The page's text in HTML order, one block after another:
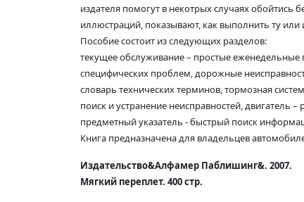
издателя помогут в некотрых случаях
иллюстраций, показывают, как выполнить ту или
Пособие состоит из следующих разделов:
текущее обслуживание – простые еженедельные
специфических проблем, дорожные
словарь технических терминов, тормозная
поиск и устранение неисправностей,
предметный указатель - быстрый поиск
Книга предназначена для владельцев
Издательство&Алфамер Паблишинг&. 2007.
Мягкий переплет. 400 стр.